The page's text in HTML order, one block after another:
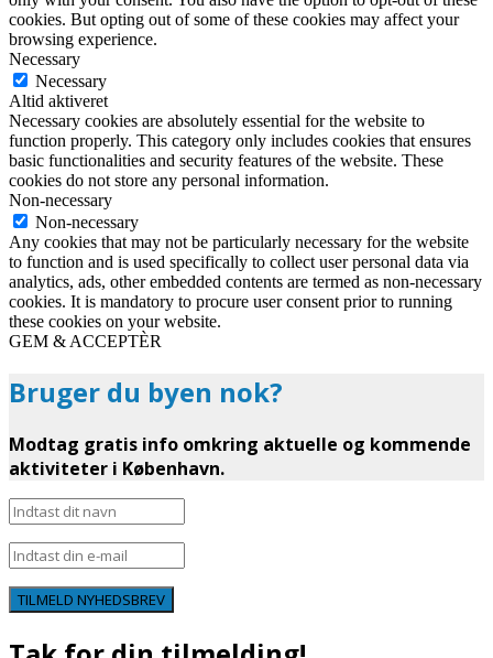
cookies. But opting out of some of these cookies may affect your
browsing experience.
Necessary
Necessary
Altid aktiveret
Necessary cookies are absolutely essential for the website to
function properly. This category only includes cookies that ensures
basic functionalities and security features of the website. These
cookies do not store any personal information.
Non-necessary
Non-necessary
Any cookies that may not be particularly necessary for the website
to function and is used specifically to collect user personal data via
analytics, ads, other embedded contents are termed as non-necessary
cookies. It is mandatory to procure user consent prior to running
these cookies on your website.
GEM & ACCEPTÈR
Bruger du byen nok?
Modtag gratis info omkring aktuelle og kommende
aktiviteter i København.
TILMELD NYHEDSBREV